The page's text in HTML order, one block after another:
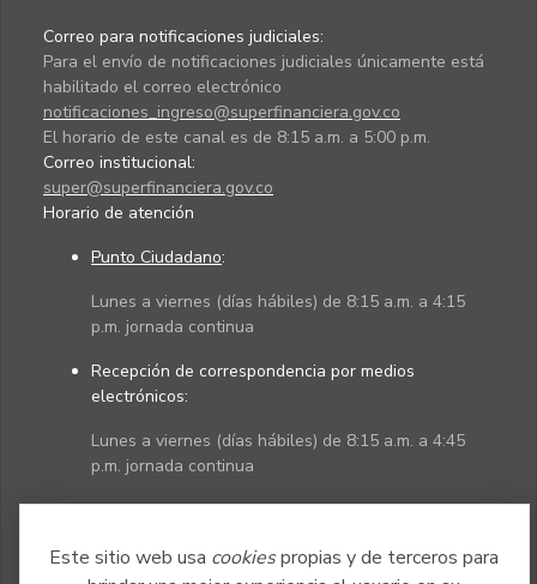
Este sitio web usa cookiespropias y de terceros para
Correo para notificaciones judiciales:
Para el envío de notificaciones judiciales únicamente está
habilitado el correo electrónico
notificaciones_ingreso@superfinanciera.gov.co
El horario de este canal es de 8:15 a.m. a 5:00 p.m.
Correo institucional:
super@superfinanciera.gov.co
Horario de atención
Punto Ciudadano:
Lunes a viernes (días hábiles) de 8:15 a.m. a 4:15
p.m. jornada continua
Recepción de correspondencia por medios
electrónicos:
Lunes a viernes (días hábiles) de 8:15 a.m. a 4:45
p.m. jornada continua